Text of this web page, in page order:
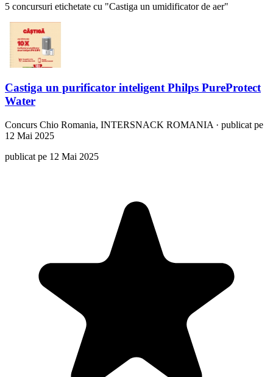
5 concursuri etichetate cu "Castiga un umidificator de aer"
Castiga un purificator inteligent Philps PureProtect
Water
Concurs Chio Romania, INTERSNACK ROMANIA · publicat pe
12 Mai 2025
publicat pe 12 Mai 2025